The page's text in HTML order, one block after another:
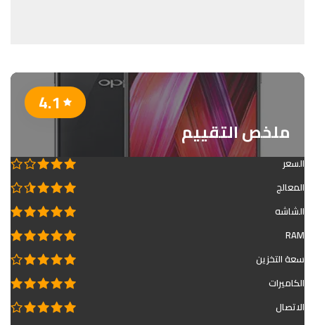
ملخص التقييم
4.1
السعر
المعالج
الشاشه
RAM
سعة التخزين
الكاميرات
الاتصال